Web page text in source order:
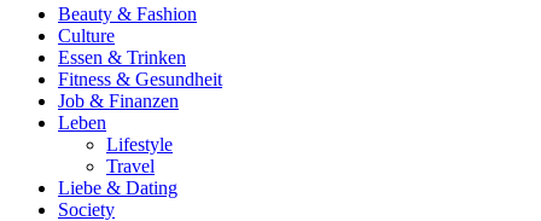
Beauty & Fashion
Culture
Essen & Trinken
Fitness & Gesundheit
Job & Finanzen
Leben
Lifestyle
Travel
Liebe & Dating
Society